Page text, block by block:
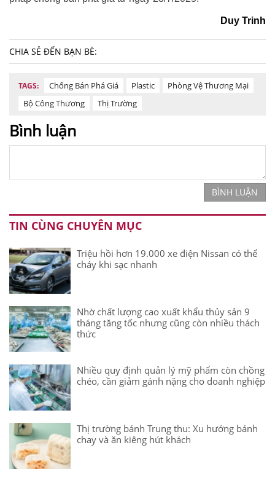
Duy Trinh
CHIA SẺ ĐẾN BẠN BÈ:
TAGS: Chống Bán Phá Giá Plastic
Phòng Vệ Thương Mại
Bộ Công Thương
Thị Trường
Bình luận
BÌNH LUẬN
TIN CÙNG CHUYÊN MỤC
Triệu hồi hơn 19.000 xe điện Nissan có thể
cháy khi sạc nhanh
Nhờ chất lượng cao xuất khẩu thủy sản 9
tháng tăng tốc nhưng cũng còn nhiều thách
thức
Nhiều quy định quản lý mỹ phẩm còn chồng
chéo, cần giảm gánh nặng cho doanh nghiệp
Thị trường bánh Trung thu: Xu hướng bánh
chay và ăn kiêng hút khách